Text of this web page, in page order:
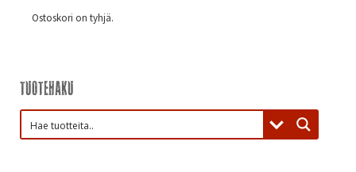
Ostoskori on tyhjä.
Tuotehaku